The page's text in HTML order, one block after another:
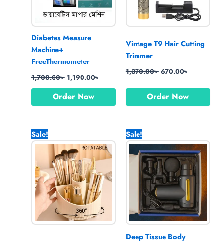
Diabetes Measure
Machine+
FreeThermometer
1,700.00৳ 1,190.00৳
Order Now
Vintage T9 Hair Cutting
Trimmer
1,370.00৳ 670.00৳
Order Now
Sale!
price
was:
1,450.00৳ .
price
is:
990.00৳ .
Sale!
Deep Tissue Body
price
was:
1,800.00৳ .
price
is: